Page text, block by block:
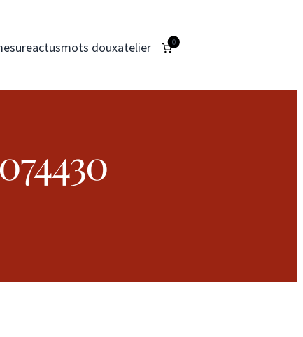
actusmots douxatelier 0